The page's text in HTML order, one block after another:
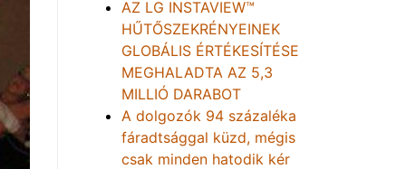
AZ LG INSTAVIEW™
HŰTŐSZEKRÉNYEINEK
GLOBÁLIS ÉRTÉKESÍTÉSE
MEGHALADTA AZ 5,3
MILLIÓ DARABOT
A dolgozók 94 százaléka
fáradtsággal küzd, mégis
csak minden hatodik kér